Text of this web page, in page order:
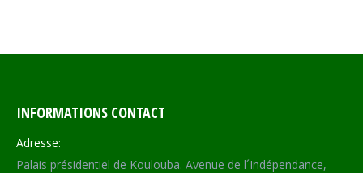
INFORMATIONS CONTACT
Adresse:
Palais présidentiel de Koulouba. Avenue de l´Indépendance,